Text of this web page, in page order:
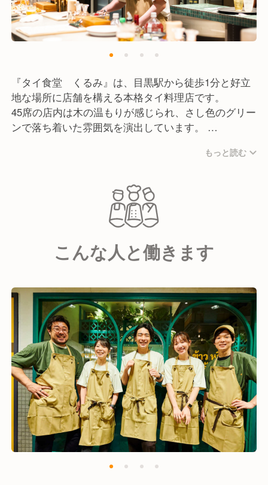
『タイ食堂 くるみ』は、目黒駅から徒歩1分と好立
地な場所に店舗を構える本格タイ料理店です。
45席の店内は木の温もりが感じられ、さし色のグリー
ンで落ち着いた雰囲気を演出しています。
当店は、吉祥寺で20年間愛され続け未だに行列が絶え
"本格的"ではなく"本質的"なタイ料理を目指していま
メニューは、「丹波黒鶏のカオマンガイ」や「生春
巻」など、目移りするほどの豊富なタイ料理メニュー
カレー」まで、どれも本格派です。
お料理だけでなくドリンクにもこだわっており、厳選
したワインや、ハーブ茶ハイやくるみサワーなど、当
店だけのオリジナルドリンクも提供しています。
また私たちの使命は、お客様の満足度（CS）だけを
重要視するだけでなく、一緒に働くスタッフの満足度
（ES）と家族満足度（FS）、これらの3つを指標とし
て全て100点を取ることです。
感動につながるサービス、街の価値まで上げるお店作
りを目指し、最高以外創らないという想いを持って業
務に取り組んでいます。
もっと読む
こんな人と働きます